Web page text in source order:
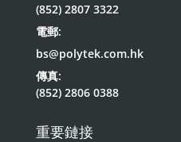
(852) 2807 3322
電郵:
bs@polytek.com.hk
傳真:
(852) 2806 0388
重要鏈接